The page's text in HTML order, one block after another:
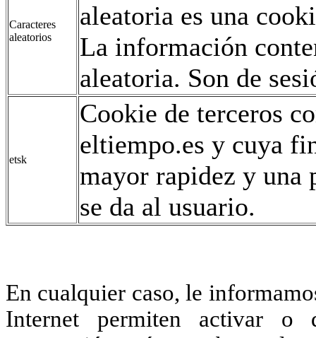
Caracteres
aleatorios
aleatoria es una
La información
aleatoria. Son de
etsk
Cookie de terceros
eltiempo.es y cuya
mayor rapidez y una
se da al usuario.
En cualquier caso, le
Internet permiten activar o